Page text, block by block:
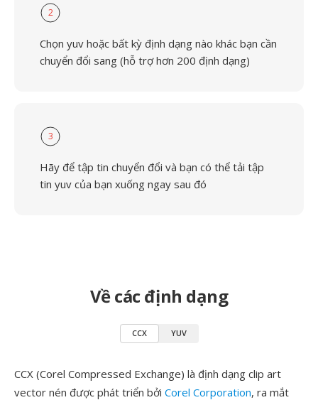
2
Chọn yuv hoặc bất kỳ định dạng nào khác bạn cần
chuyển đổi sang (hỗ trợ hơn 200 định dạng)
3
Hãy để tập tin chuyển đổi và bạn có thể tải tập
tin yuv của bạn xuống ngay sau đó
Về các định dạng
CCX YUV
CCX (Corel Compressed Exchange) là định dạng clip art
vector nén được phát triển bởi Corel Corporation, ra mắt